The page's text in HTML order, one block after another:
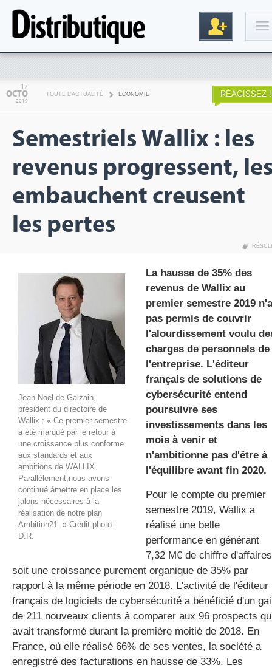
Inscription
gratuite
17
OCTO
2019
TOUTE L'ACTUALITÉ ECONOMIE RÉAGISSEZ !
Semestriels Wallix : les
revenus progressent,
embauchent creusent
les pertes
Jean-Noël de Galzain,
président du directoire de
Wallix : « Ce premier semestre
a été marqué par le retour à
une croissance plus conforme
aux standards et aux
ambitions de WALLIX.
Parallèlement,nous avons
continué àmettre en place les
jalons nécessaires à la
réalisation de notre plan
Ambition21. » Crédit photo :
D.R.
La hausse de 35% des
revenus de Wallix au
premier semestre 2019 n'a
pas permis de couvrir
l'alourdissement voulu
charges de personnels de
l'entreprise. L'éditeur
français de solutions de
cybersécurité entend
poursuivre ses
investissements dans les
mois à venir et
n'ambitionne pas d'être à
l'équilibre avant fin 2020.
Pour le compte du premier
semestre 2019, Wallix a
réalisé une belle
performance en générant
7,32 M€ de chiffre
soit une croissance purement organique de 35% par
rapport à la même période en 2018. L'activité de l'éditeur
français de logiciels de cybersécurité a bénéficié d'un
de 211 nouveaux clients à comparer aux 96 prospects
avait transformé durant la première moitié de 2018. En
France, où elle réalisé 66% de ses ventes, la société a
enregistré des facturations en hausse de 33%. Les